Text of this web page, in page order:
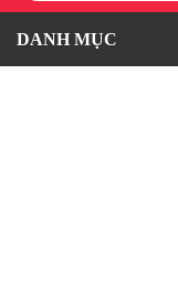
DANH MỤC